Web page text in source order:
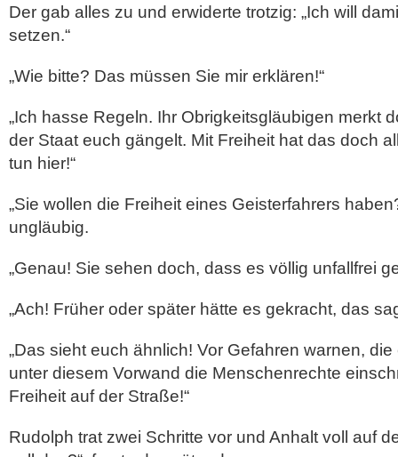
Der gab alles zu und erwiderte trotzig: „Ich will
setzen.“
„Wie bitte? Das müssen Sie mir erklären!“
„Ich hasse Regeln. Ihr Obrigkeitsgläubigen merkt
der Staat euch gängelt. Mit Freiheit hat das doch
tun hier!“
„Sie wollen die Freiheit eines Geisterfahrers
ungläubig.
„Genau! Sie sehen doch, dass es völlig unfallfrei
„Ach! Früher oder später hätte es gekracht, das
„Das sieht euch ähnlich! Vor Gefahren warnen,
unter diesem Vorwand die Menschenrechte
Freiheit auf der Straße!“
Rudolph trat zwei Schritte vor und Anhalt voll auf